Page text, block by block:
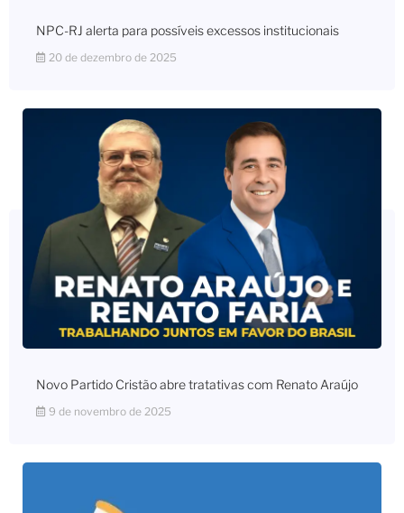
NPC-RJ alerta para possíveis excessos institucionais
20 de dezembro de 2025
Novo Partido Cristão abre tratativas com Renato Araújo
9 de novembro de 2025